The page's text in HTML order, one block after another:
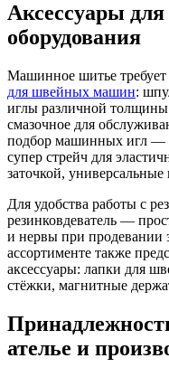
Аксессуары
оборудования
Машинное шитье
для швейных машин:
иглы различной толщины
смазочное для
подбор машинных игл —
супер стрейч для
заточкой,
Для удобства работы с
резинковдеватель —
и нервы при продевании
ассортименте также
аксессуары: лапки для
стёжки, магнитные
ателье и